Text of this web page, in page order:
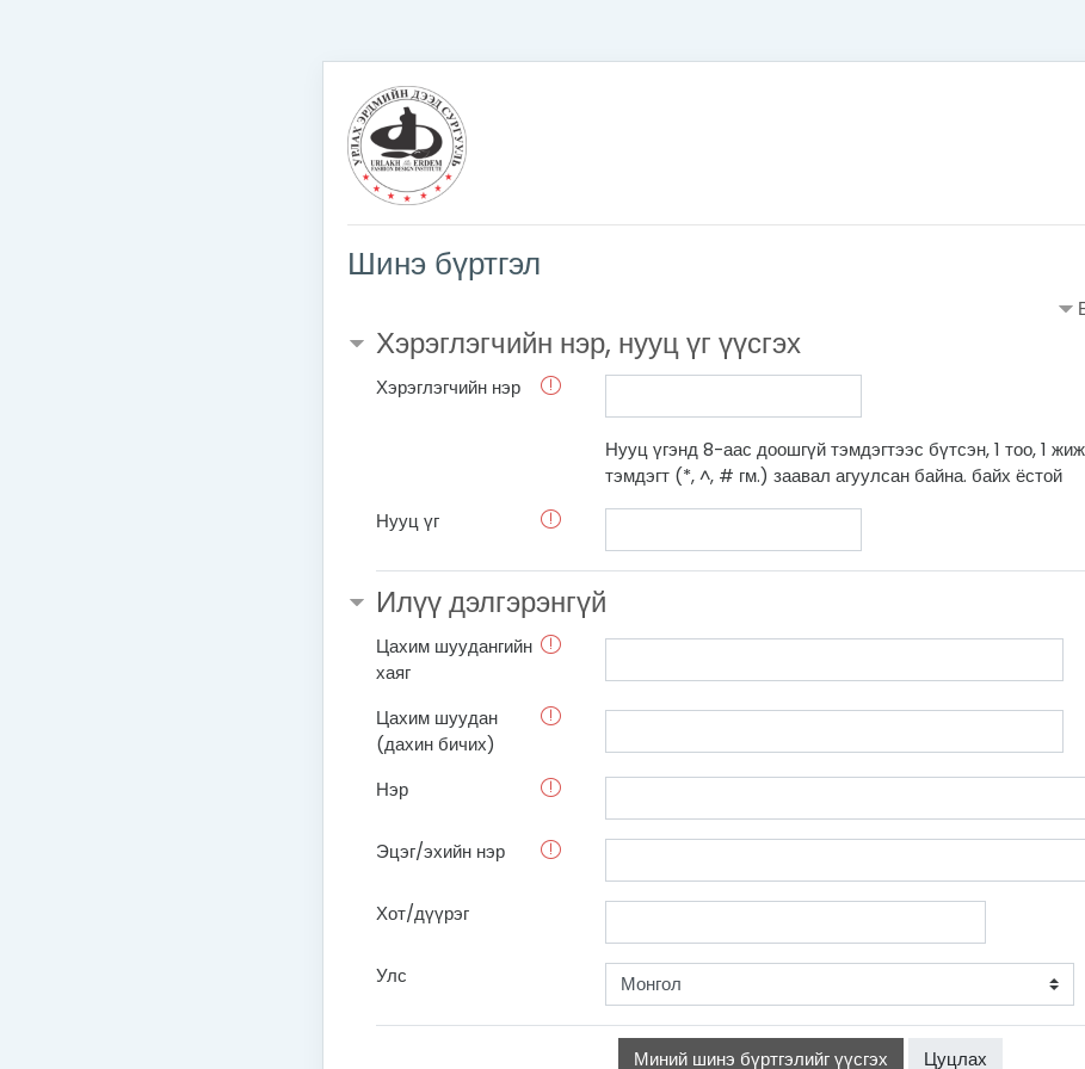
Шинэ бүртгэл
Хэрэглэгчийн нэр, нууц үг үүсгэх
Хэрэглэгчийн нэр
Нууц үгэнд 8-аас доошгүй тэмдэгтээс бүтсэн, 1 тоо, 1
тэмдэгт (*, ^, # гм.) заавал агуулсан байна. байх ёстой
Нууц үг
Илүү дэлгэрэнгүй
Цахим шуудангийн
хаяг
Цахим шуудан
(дахин бичих)
Нэр
Эцэг/эхийн нэр
Хот/дүүрэг
Улс